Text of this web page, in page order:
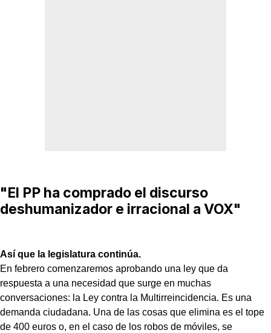
"El PP ha comprado el discurso
deshumanizador e irracional a VOX"
Así que la legislatura continúa.
En febrero comenzaremos aprobando una ley que da
respuesta a una necesidad que surge en muchas
conversaciones: la Ley contra la Multirreincidencia. Es una
demanda ciudadana. Una de las cosas que elimina es el tope
de 400 euros o, en el caso de los robos de móviles, se